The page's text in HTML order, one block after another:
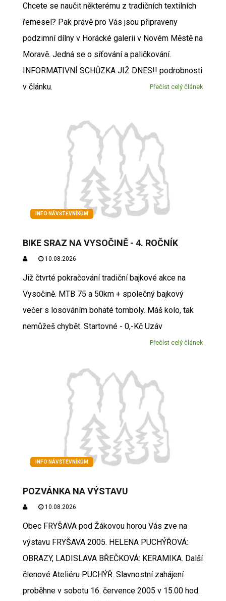
Chcete se naučit některému z tradičních textilních
řemesel? Pak právě pro Vás jsou připraveny
podzimní dílny v Horácké galerii v Novém Městě na
Moravě. Jedná se o síťování a paličkování.
INFORMATIVNÍ SCHŮZKA JIŽ DNES!! podrobnosti
v článku.
Přečíst celý článek
INFO NÁVŠTĚVNÍKŮM
BIKE SRAZ NA VYSOČINĚ - 4. ROČNÍK
10.08.2026
Již čtvrté pokračování tradiční bajkové akce na
Vysočině. MTB 75 a 50km + společný bajkový
večer s losováním bohaté tomboly. Máš kolo, tak
nemůžeš chybět. Startovné - 0,-Kč Uzáv
Přečíst celý článek
INFO NÁVŠTĚVNÍKŮM
POZVÁNKA NA VÝSTAVU
10.08.2026
Obec FRYŠAVA pod Žákovou horou Vás zve na
výstavu FRYŠAVA 2005. HELENA PUCHÝŘOVÁ:
OBRAZY, LADISLAVA BŘEČKOVÁ: KERAMIKA. Další
členové Ateliéru PUCHÝŘ. Slavnostní zahájení
proběhne v sobotu 16. července 2005 v 15.00 hod.